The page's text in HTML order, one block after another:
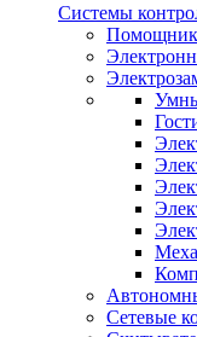
Системы
Сетевые